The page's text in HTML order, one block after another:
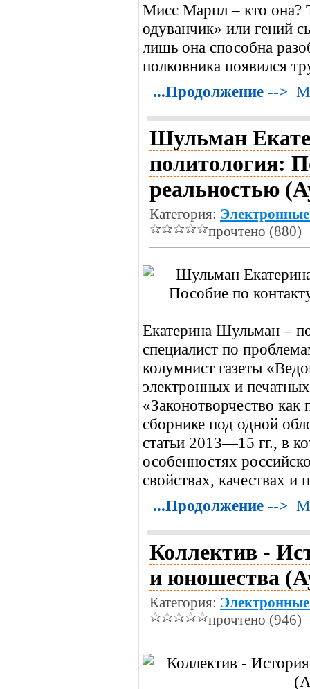
Мисс Марпл – кто она?
одуванчик» или гений
лишь она способна
полковника появился
...Продолжение -->
Шульман
политология:
реальностью
Категория:
прочтено (880)
Екатерина Шульман –
специалист по
колумнист газеты
электронных и
«Законотворчество
сборнике под одной
статьи 2013—15 гг., в
особенностях
свойствах, качествах и
...Продолжение -->
Коллектив -
и юношества
Категория:
прочтено (946)